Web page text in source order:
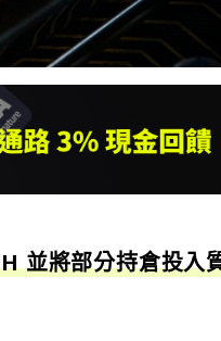
並將部分持倉投入